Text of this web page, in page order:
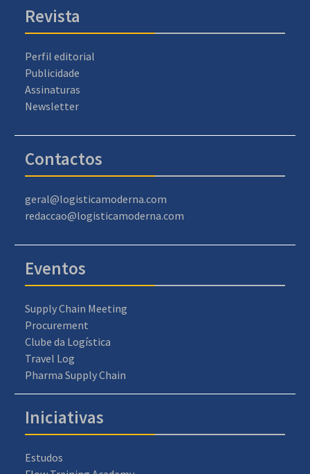
Revista
Perfil editorial
Publicidade
Assinaturas
Newsletter
Contactos
geral@logisticamoderna.com
redaccao@logisticamoderna.com
Eventos
Supply Chain Meeting
Procurement
Clube da Logística
Travel Log
Pharma Supply Chain
Iniciativas
Estudos